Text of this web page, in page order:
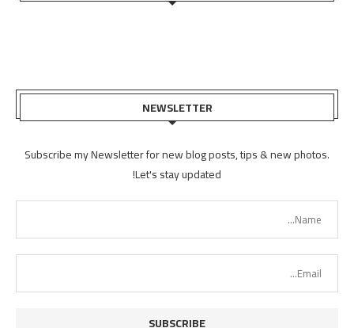
NEWSLETTER
Subscribe my Newsletter for new blog posts, tips & new photos.
Let's stay updated!